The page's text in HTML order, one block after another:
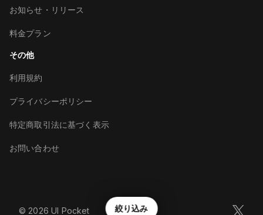
絞り込み
お知らせ・リリース
料金プラン
その他
利用規約
プライバシーポリシー
特定商取引法に基づく表示
お問い合わせ
©︎ 2026 UI Pocket